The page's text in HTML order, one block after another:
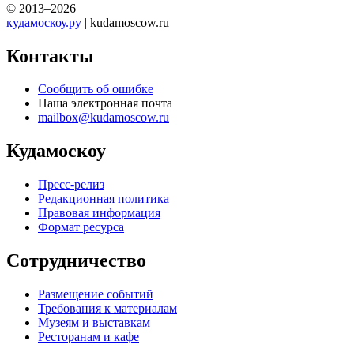
© 2013–2026
кудамоскоу.ру | kudamoscow.ru
Контакты
Сообщить об ошибке
Наша электронная почта
mailbox@kudamoscow.ru
Кудамоскоу
Пресс-релиз
Редакционная политика
Правовая информация
Формат ресурса
Сотрудничество
Размещение событий
Требования к материалам
Музеям и выставкам
Ресторанам и кафе